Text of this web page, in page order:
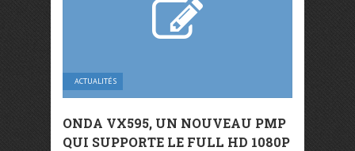
ACTUALITÉS
ONDA VX595, UN NOUVEAU PMP
QUI SUPPORTE LE FULL HD 1080P